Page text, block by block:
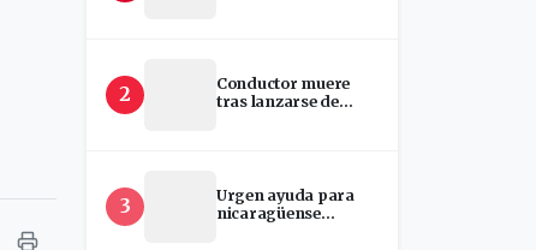
2
Conductor muere
tras lanzarse de
3
Urgen ayuda para
nicaragüense